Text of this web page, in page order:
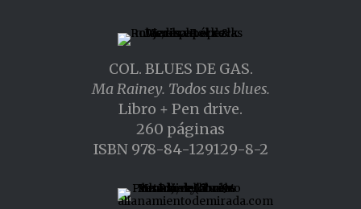
COL. BLUES DE GAS.
Ma Rainey. Todos sus blues.
Libro + Pen drive.
260 páginas
ISBN 978-84-129129-8-2